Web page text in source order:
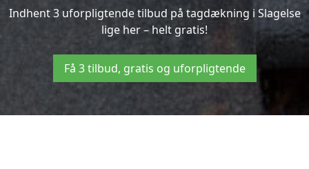
Indhent 3 uforpligtende tilbud på tagdækning i Slagelse
lige her – helt gratis!
Få 3 tilbud, gratis og uforpligtende